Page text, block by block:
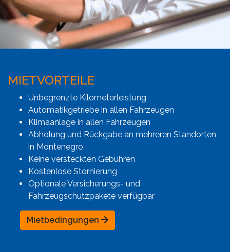
MIETVORTEILE
Unbegrenzte Kilometerleistung
Automatikgetriebe in allen Fahrzeugen
Klimaanlage in allen Fahrzeugen
Abholung und Rückgabe an mehreren Standorten
in Montenegro
Keine versteckten Gebühren
Kostenlose Stornierung
Optionale Versicherungs- und
Fahrzeugschutzpakete verfügbar
Mietbedingungen